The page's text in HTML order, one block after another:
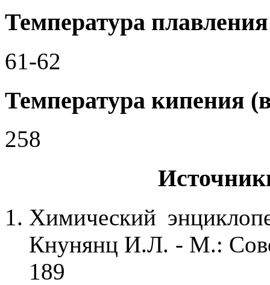
Температура
61-62
Температура кипения
258
Химический
Кнунянц И.Л. - М.:
189